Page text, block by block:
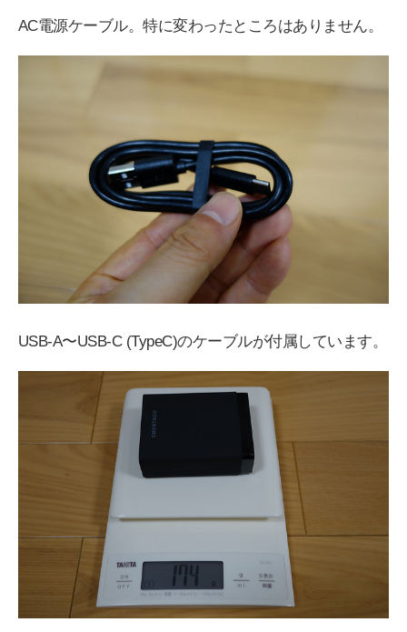
AC電源ケーブル。特に変わったところはありません。
USB-A〜USB-C (TypeC)のケーブルが付属しています。